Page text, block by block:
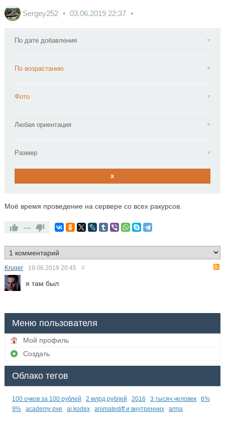
Sergey252 03.06.2019 22:37
По дате добавления
По возрастанию
Фото
Любая ориентация
Размер
x
Моё время проведение на сервере со всех ракурсов.
—
Kruger 19.06.2019 20:45 #
я там был
Меню пользователя
Мой профиль
Создать
Облако тегов
100 очков за 100 рублей 2 млрд рублей 2016 3 тысяч человек
6%
9%
academy pve ai kodex animatediff и внутренних arma